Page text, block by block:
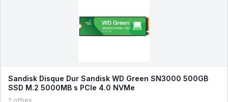
Sandisk Disque Dur Sandisk WD Green SN3000 500GB
SSD M.2 5000MB s PCIe 4.0 NVMe
2 offres